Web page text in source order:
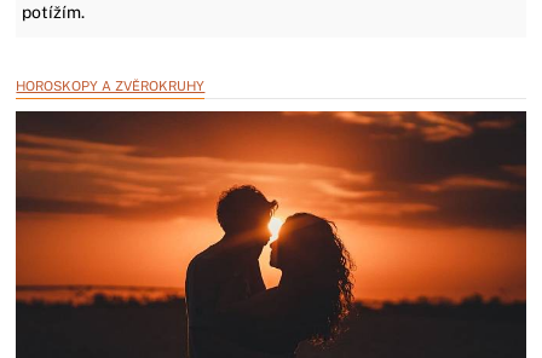
potížím.
HOROSKOPY A ZVĚROKRUHY